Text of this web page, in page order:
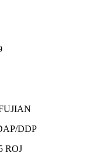
DDP
ROJ